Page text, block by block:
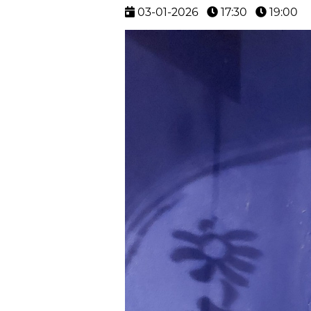
03-01-2026 17:30 19:00